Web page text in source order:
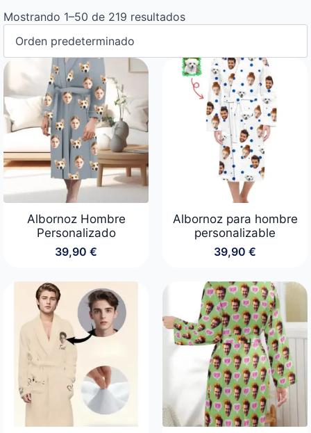
Mostrando 1–50 de 219 resultados
Albornoz Hombre
Personalizado
39,90 €
Albornoz para hombre
personalizable
39,90 €